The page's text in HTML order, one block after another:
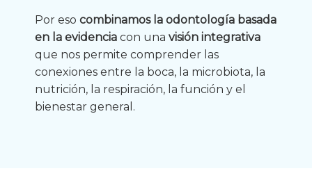
Por eso combinamos la odontología basada
en la evidencia con una visión integrativa
que nos permite comprender las
conexiones entre la boca, la microbiota, la
nutrición, la respiración, la función y el
bienestar general.